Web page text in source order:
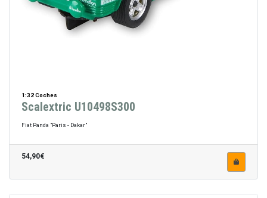
1:32 Coches
Scalextric U10498S300
Fiat Panda "Paris - Dakar"
54,90€